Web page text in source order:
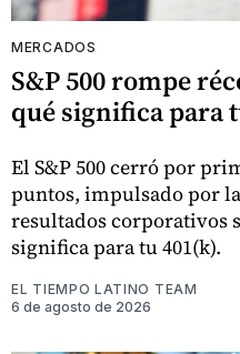
MERCADOS
S&P 500 rompe
qué significa para
El S&P 500 cerró por
puntos, impulsado por
resultados corporativos
significa para tu 401(k).
EL TIEMPO LATINO TEAM
6 de agosto de 2026